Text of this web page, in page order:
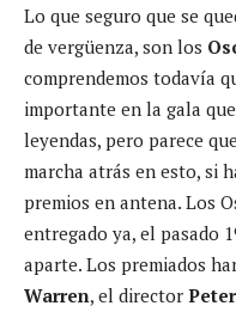
Lo que seguro que se
de vergüenza, son los
comprendemos todavía
importante en la gala
leyendas, pero parece
marcha atrás en esto, si
premios en antena. Los
entregado ya, el pasado
aparte. Los premiados
Warren, el director